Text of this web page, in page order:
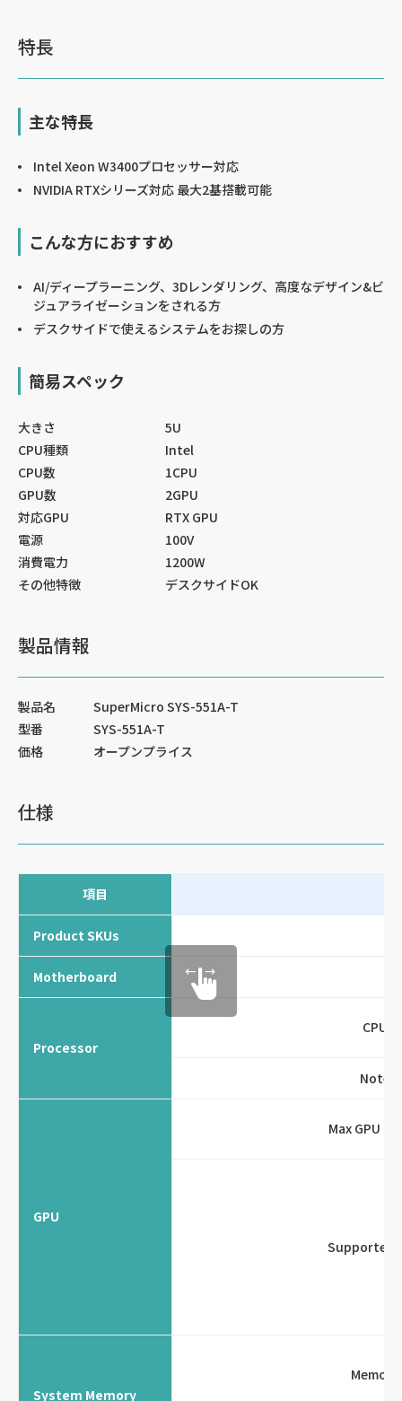
特長
主な特長
Intel Xeon W3400プロセッサー対応
NVIDIA RTXシリーズ対応 最大2基搭載可能
こんな方におすすめ
AI/ディープラーニング、3Dレンダリング、高度なデザイン&ビ
ジュアライゼーションをされる方
デスクサイドで使えるシステムをお探しの方
簡易スペック
大きさ
5U
CPU種類
Intel
CPU数
1CPU
GPU数
2GPU
対応GPU
RTX GPU
電源
100V
消費電力
1200W
その他特徴
デスクサイドOK
製品情報
製品名
SuperMicro SYS-551A-T
型番
SYS-551A-T
価格
オープンプライス
仕様
項目
Product SKUs
Motherboard
Processor
CPU
Note
GPU
Max GPU
Supported
System Memory
Memory